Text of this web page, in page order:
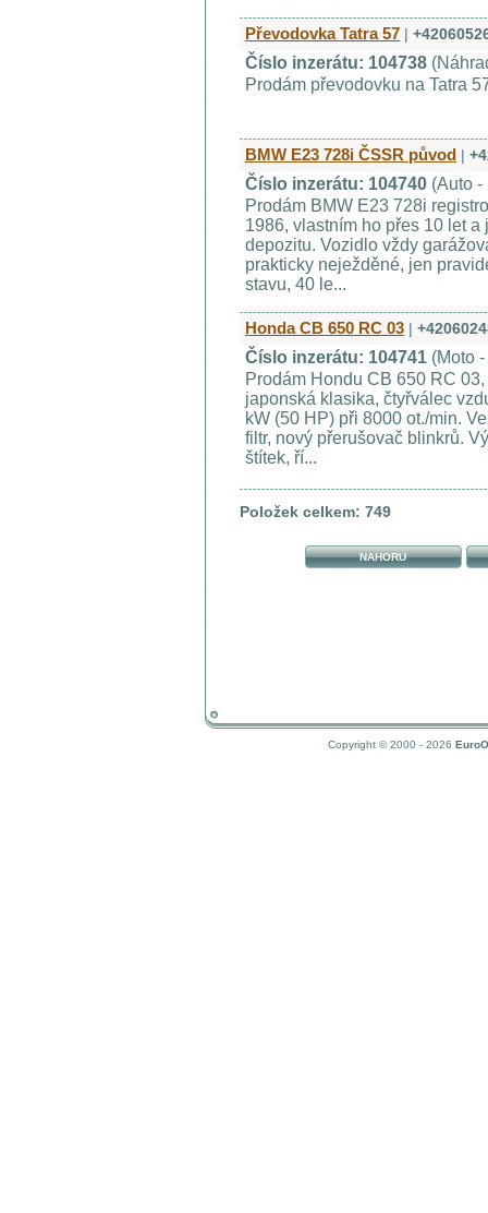
Převodovka Tatra 57 |
Číslo inzerátu: 104738
Prodám převodovku na Tatra
BMW E23 728i ČSSR původ |
Číslo inzerátu: 104740 (Auto -
Prodám BMW E23 728i
1986, vlastním ho přes 10 let
depozitu. Vozidlo vždy
prakticky neježděné, jen
stavu, 40 le...
Honda CB 650 RC 03 |
Číslo inzerátu: 104741 (Moto
Prodám Hondu CB 650 RC
japonská klasika, čtyřválec
kW (50 HP) při 8000 ot./min.
filtr, nový přerušovač blinkrů.
štítek, ří...
Položek celkem: 749
NAHORU
Copyright © 2000 - 2026